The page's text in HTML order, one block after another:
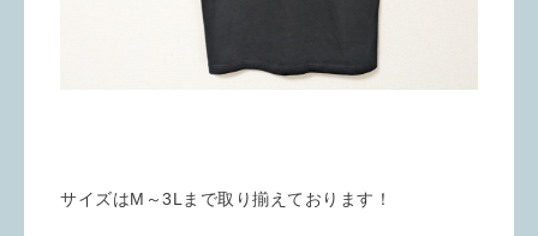
サイズはM～3Lまで取り揃えております！